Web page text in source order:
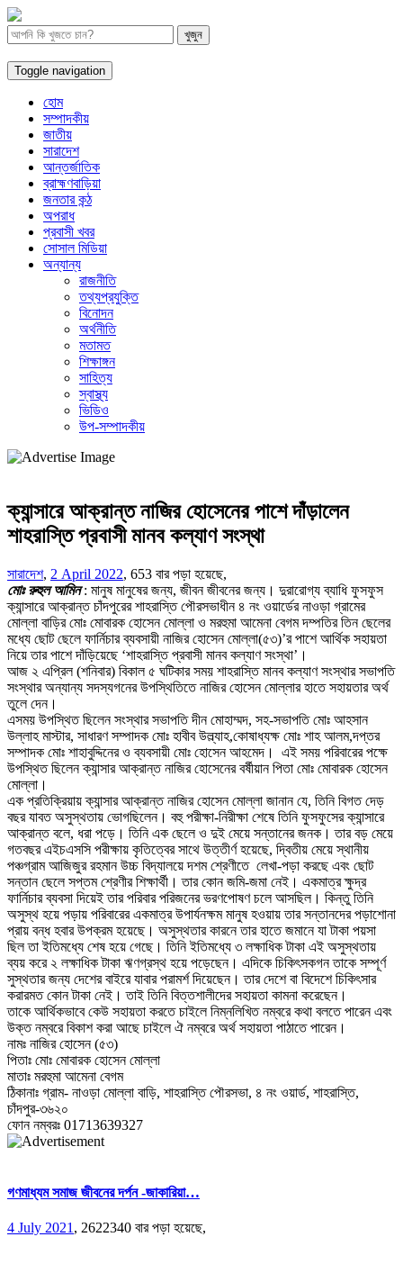
Toggle navigation
হোম
সম্পাদকীয়
জাতীয়
সারাদেশ
আন্তর্জাতিক
ব্রাহ্মণবাড়িয়া
জনতার কন্ঠ
অপরাধ
প্রবাসী খবর
সোসাল মিডিয়া
অন্যান্য
রাজনীতি
তথ্যপ্রযুক্তি
বিনোদন
অর্থনীতি
মতামত
শিক্ষাঙ্গন
সাহিত্য
স্বাস্থ্য
ভিডিও
উপ-সম্পাদকীয়
ক্যান্সারে আক্রান্ত নাজির হোসেনের পাশে দাঁড়ালেন
শাহরাস্তি প্রবাসী মানব কল্যাণ সংস্থা
সারাদেশ, 2 April 2022, 653 বার পড়া হয়েছে,
মোঃ রুহুল আমিন: মানুষ মানুষের জন্য, জীবন জীবনের জন্য। দুরারোগ্য ব্যাধি ফুসফুস
ক্যান্সারে আক্রান্ত চাঁদপুরের শাহরাস্তি পৌরসভাধীন ৪ নং ওয়ার্ডের নাওড়া গ্রামের
মোল্লা বাড়ির মোঃ মোবারক হোসেন মোল্লা ও মরহুমা আমেনা বেগম দম্পতির তিন ছেলের
মধ্যে ছোট ছেলে ফার্নিচার ব্যবসায়ী নাজির হোসেন মোল্লা(৫৩)’র পাশে আর্থিক সহায়তা
নিয়ে তার পাশে দাঁড়িয়েছে ‘শাহরাস্তি প্রবাসী মানব কল্যাণ সংস্থা’।
আজ ২ এপ্রিল (শনিবার) বিকাল ৫ ঘটিকার সময় শাহরাস্তি মানব কল্যাণ সংস্থার সভাপতি
সংস্থার অন্যান্য সদস্যগনের উপস্থিতিতে নাজির হোসেন মোল্লার হাতে সহায়তার অর্থ
তুলে দেন।
এসময় উপস্থিত ছিলেন সংস্থার সভাপতি দীন মোহাম্মদ, সহ-সভাপতি মোঃ আহসান
উল্লাহ মাস্টার, সাধারণ সম্পাদক মোঃ হাবীব উল্ল্যাহ,কোষাধ্যক্ষ মোঃ শাহ আলম,দপ্তর
সম্পাদক মোঃ শাহাবুদ্দিনের ও ব্যবসায়ী মোঃ হোসেন আহমেদ। এই সময় পরিবারের পক্ষে
উপস্থিত ছিলেন ক্যান্সার আক্রান্ত নাজির হোসেনের বর্ষীয়ান পিতা মোঃ মোবারক হোসেন
মোল্লা।
এক প্রতিক্রিয়ায় ক্যান্সার আক্রান্ত নাজির হোসেন মোল্লা জানান যে, তিনি বিগত দেড়
বছর যাবত অসুস্থতায় ভোগছিলেন। বহু পরীক্ষা-নিরীক্ষা শেষে তিনি ফুসফুসের ক্যান্সারে
আক্রান্ত বলে, ধরা পড়ে। তিনি এক ছেলে ও দুই মেয়ে সন্তানের জনক। তার বড় মেয়ে
গতবছর এইচএসসি পরীক্ষায় কৃতিত্বের সাথে উত্তীর্ণ হয়েছে, দ্বিতীয় মেয়ে স্থানীয়
পঞ্চগ্রাম আজিজুর রহমান উচ্চ বিদ্যালয়ে দশম শ্রেণীতে লেখা-পড়া করছে এবং ছোট
সন্তান ছেলে সপ্তম শ্রেণীর শিক্ষার্থী। তার কোন জমি-জমা নেই। একমাত্র ক্ষুদ্র
ফার্নিচার ব্যবসা দিয়েই তার পরিবার পরিজনের ভরণপোষণ চলে আসছিল। কিন্তু তিনি
অসুস্থ হয়ে পড়ায় পরিবারের একমাত্র উপার্যনক্ষম মানুষ হওয়ায় তার সন্তানদের পড়াশোনা
প্রায় বন্ধ হবার উপক্রম হয়েছে। অসুস্থতার কারনে তার হাতে জমানে যা টাকা পয়সা
ছিল তা ইতিমধ্যে শেষ হয়ে গেছে। তিনি ইতিমধ্যে ৩ লক্ষাধিক টাকা এই অসুস্থতায়
ব্যয় করে ২ লক্ষাধিক টাকা ঋণগ্রস্থ হয়ে পড়েছেন। এদিকে চিকিৎসকগন তাকে সম্পূর্ণ
সুস্থতার জন্য দেশের বাইরে যাবার পরামর্শ দিয়েছেন। তার দেশে বা বিদেশে চিকিৎসার
করারমত কোন টাকা নেই। তাই তিনি বিত্তশালীদের সহায়তা কামনা করেছেন।
তাকে আর্থিকভাবে কেউ সহায়তা করতে চাইলে নিম্নলিখিত নম্বরে কথা বলতে পারেন এবং
উক্ত নম্বরে বিকাশ করা আছে চাইলে ঐ নম্বরে অর্থ সহায়তা পাঠাতে পারেন।
নামঃ নাজির হোসেন (৫৩)
পিতাঃ মোঃ মোবারক হোসেন মোল্লা
মাতাঃ মরহুমা আমেনা বেগম
ঠিকানাঃ গ্রাম- নাওড়া মোল্লা বাড়ি, শাহরাস্তি পৌরসভা, ৪ নং ওয়ার্ড, শাহরাস্তি,
চাঁদপুর-৩৬২০
ফোন নম্বরঃ 01713639327
গণমাধ্যম সমাজ জীবনের দর্পন -জাকারিয়া…
4 July 2021 , 2622340 বার পড়া হয়েছে,